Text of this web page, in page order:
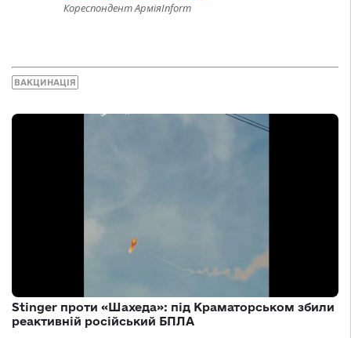
Кореспондент АрміяInform
ВАКЦИНАЦІЯ
Stinger проти «Шахеда»: під Краматорськом збили
реактивній російський БПЛА